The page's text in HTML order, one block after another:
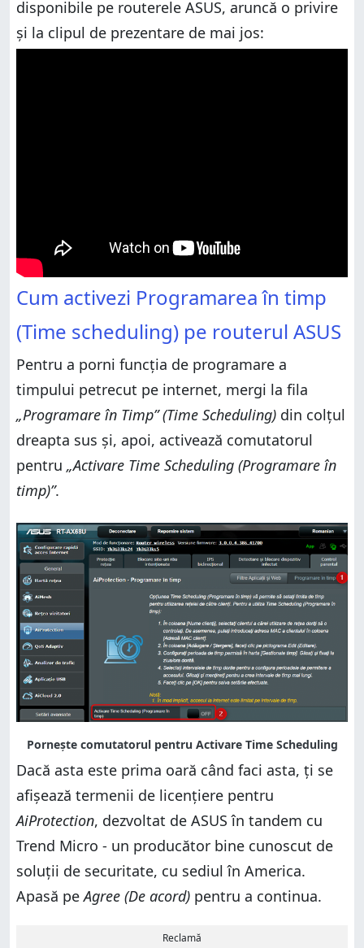
disponibile pe routerele ASUS, aruncă o privire
și la clipul de prezentare de mai jos:
Cum activezi Programarea în timp
(Time scheduling) pe routerul ASUS
Pentru a porni funcția de programare a
timpului petrecut pe internet, mergi la fila
„Programare în Timp” (Time Scheduling) din colțul
dreapta sus și, apoi, activează comutatorul
pentru „Activare Time Scheduling (Programare în
timp)”.
Dacă asta este prima oară când faci asta, ți se
afișează termenii de licențiere pentru
AiProtection, dezvoltat de ASUS în tandem cu
Trend Micro - un producător bine cunoscut de
soluții de securitate, cu sediul în America.
Apasă peAgree (De acord) pentru a continua.
Reclamă